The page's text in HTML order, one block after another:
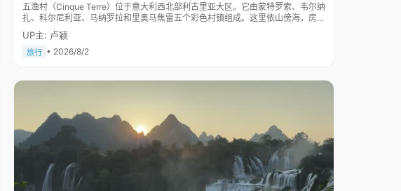
五渔村（Cinque Terre）位于意大利西北部利古里亚大区。它由蒙特罗索、韦尔纳
扎、科尔尼利亚、马纳罗拉和里奥马焦雷五个彩色村镇组成。这里依山傍海，房屋
色彩斑斓，1997年被列为世界文化遗产。
UP主: 卢颖
旅行 • 2026/8/2